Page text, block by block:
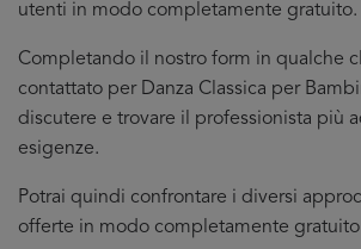
utenti in modo completamente gratuito.
Completando il nostro form in qualche
contattato per Danza Classica per
discutere e trovare il professionista più
esigenze.
Potrai quindi confrontare i diversi
offerte in modo completamente